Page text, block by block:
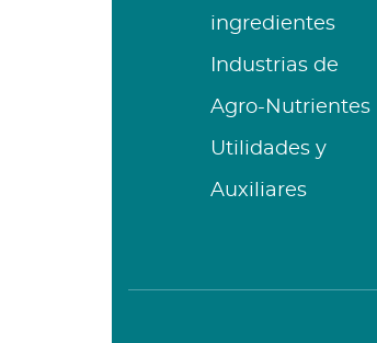
ingredientes
Industrias de
Agro-Nutrientes
Utilidades y
Auxiliares